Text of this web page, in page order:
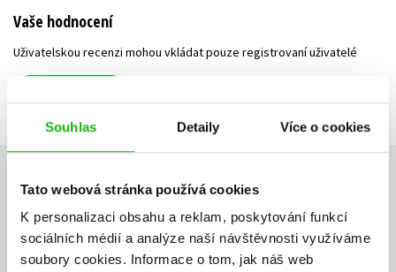
Souhlas Detaily Více o cookies
Tato webová stránka používá cookies
K personalizaci obsahu a reklam, poskytování funkcí
sociálních médií a analýze naší návštěvnosti využíváme
soubory cookies. Informace o tom, jak náš web
Vaše hodnocení
Uživatelskou recenzi mohou vkládat pouze registrovaní uživatelé